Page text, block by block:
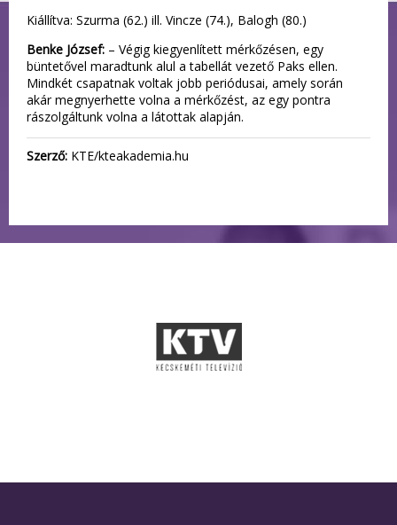
Kiállítva: Szurma (62.) ill. Vincze (74.), Balogh (80.)
Benke József: – Végig kiegyenlített mérkőzésen, egy
büntetővel maradtunk alul a tabellát vezető Paks ellen.
Mindkét csapatnak voltak jobb periódusai, amely során
akár megnyerhette volna a mérkőzést, az egy pontra
rászolgáltunk volna a látottak alapján.
Szerző: KTE/kteakademia.hu